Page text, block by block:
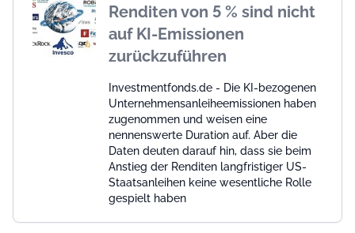
Renditen von 5 % sind nicht
auf KI-Emissionen
zurückzuführen
Investmentfonds.de - Die KI-bezogenen
Unternehmensanleiheemissionen haben
zugenommen und weisen eine
nennenswerte Duration auf. Aber die
Daten deuten darauf hin, dass sie beim
Anstieg der Renditen langfristiger US-
Staatsanleihen keine wesentliche Rolle
gespielt haben